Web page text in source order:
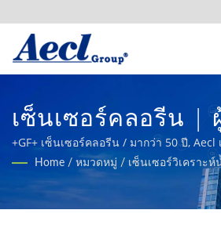
เซ็นเซอร์คลอรีน |
คุณภาพอากาศภาย
BAS & HVAC ที่ท
Aecl
+GF+ เซ็นเซอร์คลอรีน / มากว่า 50 ปี, Aecl
ประสบการณ์และเชื่อถือได้, ให้บริการผลิต
สำหรับการก่อสร้าง, อัตโนมัติในอุตสาหกรร
ระบบ HVAC.
Home / หมวดหมู่ / เซ็นเซอร์วิเคราะห์